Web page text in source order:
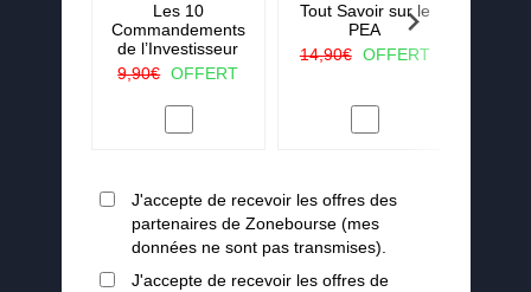
Les 10
Commandements
de l’Investisseur
9,90€ OFFERT
Tout Savoir sur le
PEA
14,90€ OFFERT
J'accepte de recevoir les offres des
partenaires de Zonebourse (mes
données ne sont pas transmises).
J'accepte de recevoir les offres de